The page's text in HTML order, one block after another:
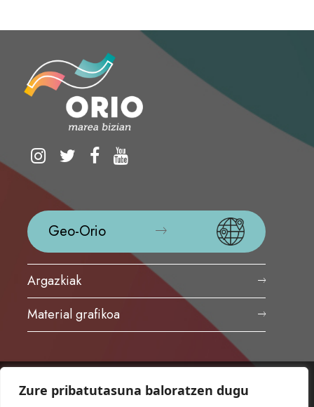
Zure pribatutasuna baloratzen dugu
Geo-Orio
Argazkiak
Material grafikoa
ORIOKO UDALA